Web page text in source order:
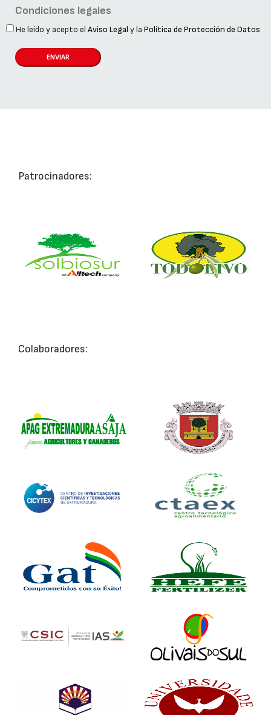
Condiciones legales
He leído y acepto el Aviso Legal y la Política de Protección de Datos
ENVIAR
Patrocinadores:
Colaboradores: